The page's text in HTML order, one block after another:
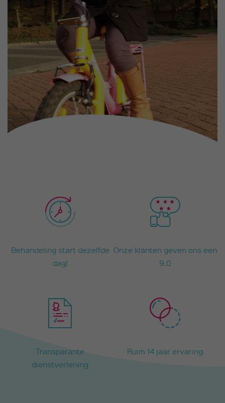
Behandeling start dezelfde
dag!
Onze klanten geven ons een
9.0
Transparante
dienstverlening
Ruim 14 jaar ervaring